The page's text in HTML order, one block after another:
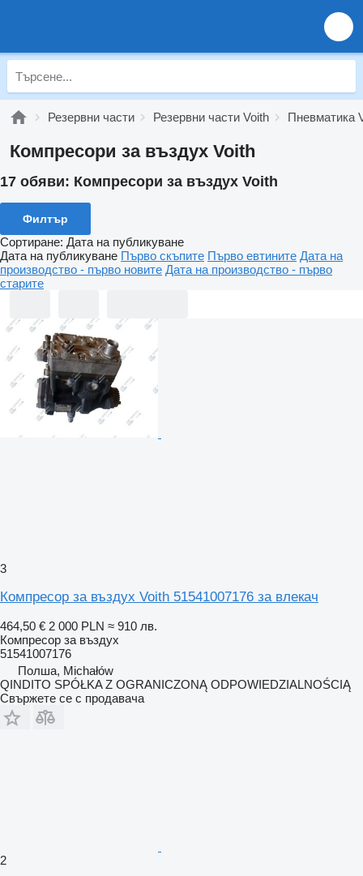
Резервни части Резервни части Voith Пневматика
Компресори за въздух Voith
17 обяви: Компресори за въздух Voith
Филтър
Сортиране: Дата на публикуване
Дата на публикуване Първо скъпите Първо евтините Дата на
производство - първо новите Дата на производство - първо
старите
3
Компресор за въздух Voith 51541007176 за влекач
464,50 € 2 000 PLN ≈ 910 лв.
Компресор за въздух
51541007176
Полша, Michałów
QINDITO SPÓŁKA Z OGRANICZONĄ ODPOWIEDZIALNOŚCIĄ
Свържете се с продавача
2